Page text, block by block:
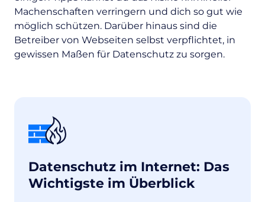
Machenschaften verringern und dich so gut wie
möglich schützen. Darüber hinaus sind die
Betreiber von Webseiten selbst verpflichtet, in
gewissen Maßen für Datenschutz zu sorgen.
Datenschutz im Internet: Das
Wichtigste im Überblick